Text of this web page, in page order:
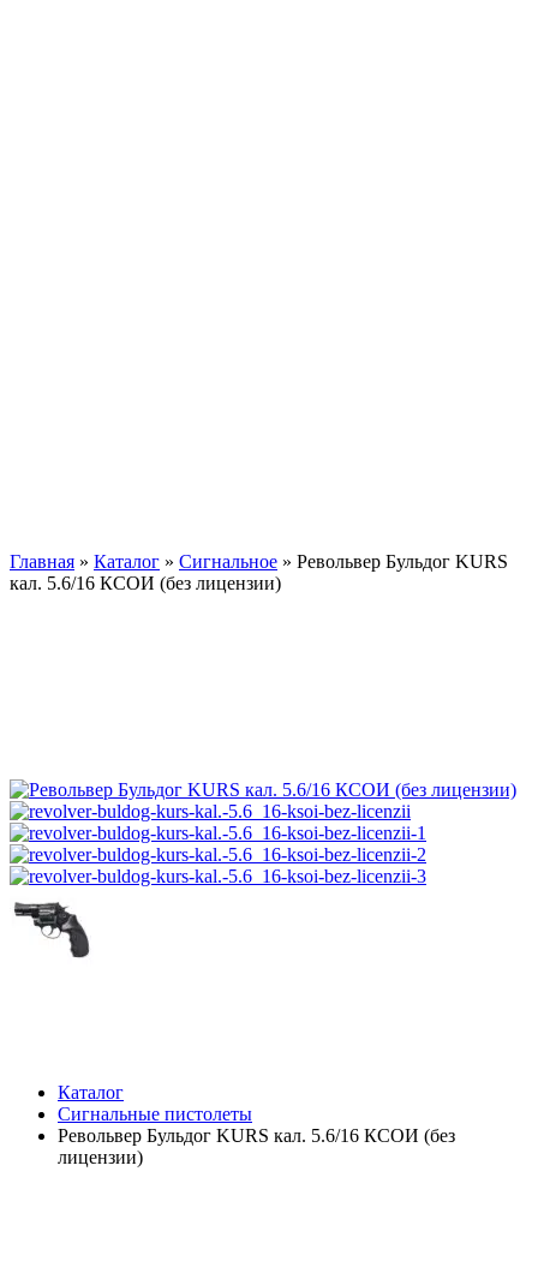
Главная » Каталог » Сигнальное » Револьвер Бульдог KURS
кал. 5.6/16 КСОИ (без лицензии)
Каталог
Сигнальные пистолеты
Револьвер Бульдог KURS кал. 5.6/16 КСОИ (без
лицензии)